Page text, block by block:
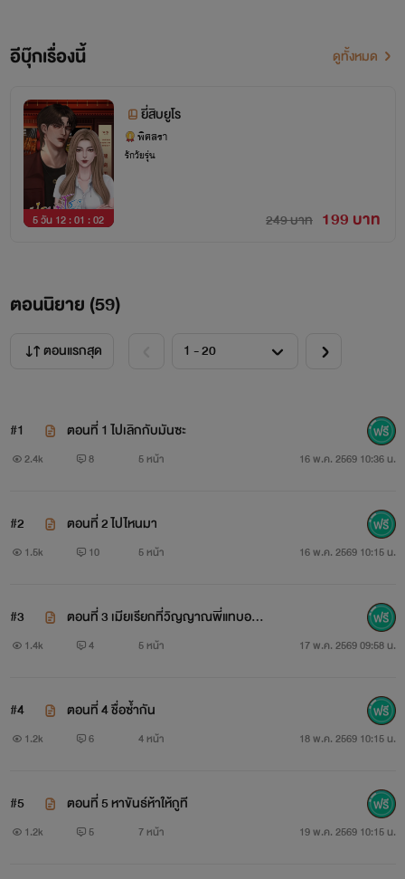
อีบุ๊กเรื่องนี้ ดูทั้งหมด
5 วัน 12 : 01 : 01
ยี่สิบยูโร
พิศสรา
รักวัยรุ่น
249 บาท 199 บาท
ตอนนิยาย (59)
ตอนแรกสุด
#1 ตอนที่ 1 ไปเลิกกับมันซะ
2.4k 8 5 หน้า 16 พ.ค. 2569 10:36 น.
#2 ตอนที่ 2 ไปไหนมา
1.5k 10 5 หน้า 16 พ.ค. 2569 10:15 น.
#3
ตอนที่ 3 เมียเรียกที่วิญญาณพี่แทบออก
จากร่าง
1.4k 4 5 หน้า 17 พ.ค. 2569 09:58 น.
#4 ตอนที่ 4 ชื่อซ้ำกัน
1.2k 6 4 หน้า 18 พ.ค. 2569 10:15 น.
#5 ตอนที่ 5 หาขันธ์ห้าให้กูที
1.2k 5 7 หน้า 19 พ.ค. 2569 10:15 น.